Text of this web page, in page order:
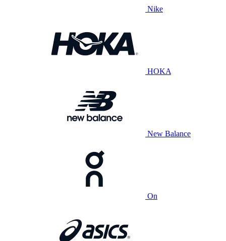
Nike
HOKA
New Balance
On